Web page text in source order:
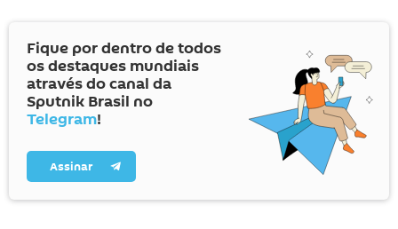
Fique por dentro de todos
os destaques mundiais
através do canal da
Sputnik Brasil no
Telegram!
Assinar